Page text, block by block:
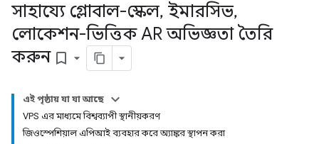
সাহায্যে গ্লোবাল-স্কেল, ইমারসিভ,
লোকেশন-ভিত্তিক AR অভিজ্ঞতা তৈরি
করুন bookmark_border
এই পৃষ্ঠায় যা যা আছে
VPS এর মাধ্যমে বিশ্বব্যাপী স্থানীয়করণ
জিওস্পেশিয়াল এপিআই ব্যবহার করে অ্যাঙ্কর স্থাপন করা